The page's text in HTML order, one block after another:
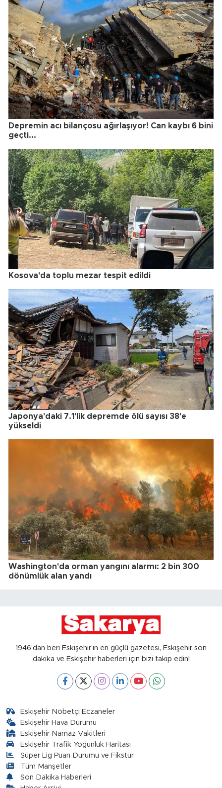
Depremin acı bilançosu ağırlaşıyor! Can kaybı 6 bini
geçti...
Kosova'da toplu mezar tespit edildi
Japonya'daki 7.1'lik depremde ölü sayısı 38'e
yükseldi
Washington'da orman yangını alarmı: 2 bin 300
dönümlük alan yandı
1946’dan beri Eskişehir’in en güçlü gazetesi, Eskişehir son
dakika ve Eskişehir haberleri için bizi takip edin!
Eskişehir Nöbetçi Eczaneler
Eskişehir Hava Durumu
Eskişehir Namaz Vakitleri
Eskişehir Trafik Yoğunluk Haritası
Süper Lig Puan Durumu ve Fikstür
Tüm Manşetler
Son Dakika Haberleri